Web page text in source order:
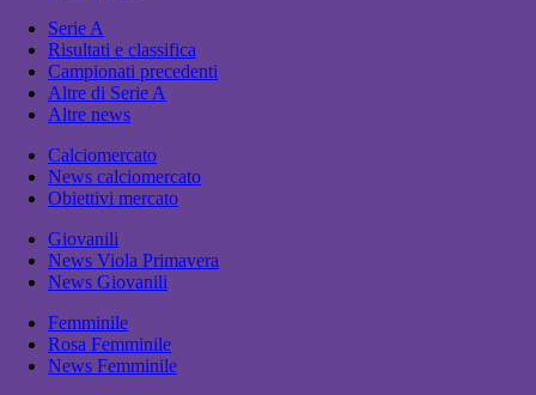
Serie A
Risultati e classifica
Campionati precedenti
Altre di Serie A
Altre news
Calciomercato
News calciomercato
Obiettivi mercato
Giovanili
News Viola Primavera
News Giovanili
Femminile
Rosa Femminile
News Femminile